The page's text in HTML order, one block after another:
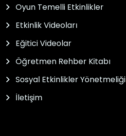
Oyun Temelli Etkinlikler
Etkinlik Videoları
Eğitici Videolar
Öğretmen Rehber Kitabı
Sosyal Etkinlikler Yönetmeliği
İletişim